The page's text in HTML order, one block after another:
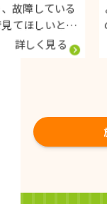
ている
いとお
ただき
いエラ
ていま
れの心
見る
より、
の水漏
お問い
だきました
音が鳴
なくな
ぐにご